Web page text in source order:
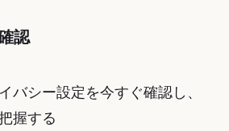
認
バシー設定を今すぐ確認し、
握する